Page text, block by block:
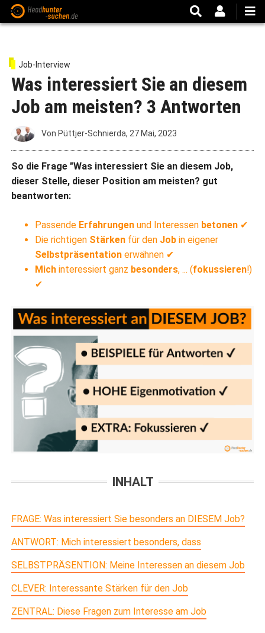
Direkt
zum
Job-Interview
Was interessiert Sie an diesem
Job am meisten? 3 Antworten
Von Püttjer-Schnierda, 27 Mai, 2023
So die Frage "Was interessiert Sie an diesem Job,
dieser Stelle, dieser Position am meisten? gut
beantworten:
Passende Erfahrungen und Interessen betonen ✔
Die richtigen Stärken für den Job in eigener
Selbstpräsentation erwähnen ✔
Mich interessiert ganz besonders, ... (fokussieren!)
✔
INHALT
FRAGE: Was interessiert Sie besonders an DIESEM Job?
ANTWORT: Mich interessiert besonders, dass
SELBSTPRÄSENTION: Meine Interessen an diesem Job
CLEVER: Interessante Stärken für den Job
ZENTRAL: Diese Fragen zum Interesse am Job